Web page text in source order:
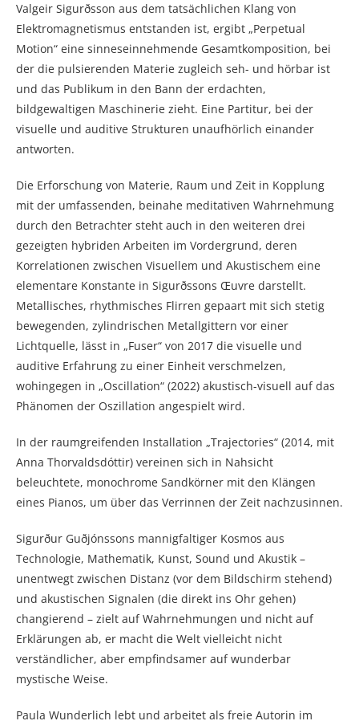
Valgeir Sigurðsson aus dem tatsächlichen Klang von
Elektromagnetismus entstanden ist, ergibt „Perpetual
Motion“ eine sinneseinnehmende Gesamtkomposition, bei
der die pulsierenden Materie zugleich seh- und hörbar ist
und das Publikum in den Bann der erdachten,
bildgewaltigen Maschinerie zieht. Eine Partitur, bei der
visuelle und auditive Strukturen unaufhörlich einander
antworten.
Die Erforschung von Materie, Raum und Zeit in Kopplung
mit der umfassenden, beinahe meditativen Wahrnehmung
durch den Betrachter steht auch in den weiteren drei
gezeigten hybriden Arbeiten im Vordergrund, deren
Korrelationen zwischen Visuellem und Akustischem eine
elementare Konstante in Sigurðssons Œuvre darstellt.
Metallisches, rhythmisches Flirren gepaart mit sich stetig
bewegenden, zylindrischen Metallgittern vor einer
Lichtquelle, lässt in „Fuser“ von 2017 die visuelle und
auditive Erfahrung zu einer Einheit verschmelzen,
wohingegen in „Oscillation“ (2022) akustisch-visuell auf das
Phänomen der Oszillation angespielt wird.
In der raumgreifenden Installation „Trajectories“ (2014, mit
Anna Thorvaldsdóttir) vereinen sich in Nahsicht
beleuchtete, monochrome Sandkörner mit den Klängen
eines Pianos, um über das Verrinnen der Zeit nachzusinnen.
Sigurður Guðjónssons mannigfaltiger Kosmos aus
Technologie, Mathematik, Kunst, Sound und Akustik –
unentwegt zwischen Distanz (vor dem Bildschirm stehend)
und akustischen Signalen (die direkt ins Ohr gehen)
changierend – zielt auf Wahrnehmungen und nicht auf
Erklärungen ab, er macht die Welt vielleicht nicht
verständlicher, aber empfindsamer auf wunderbar
mystische Weise.
Paula Wunderlich lebt und arbeitet als freie Autorin im